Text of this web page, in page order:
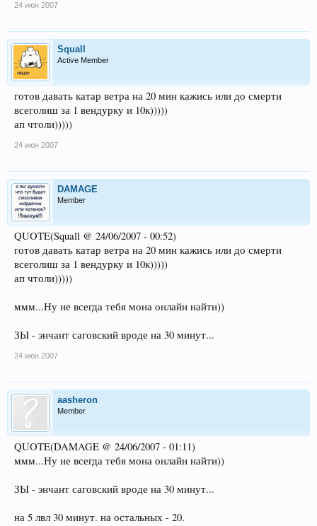
24 июн 2007
Squall
Active Member
готов давать катар ветра на 20 мин кажись или до смерти
всеголиш за 1 вендурку и 10к)))))
ап чтоли)))))
24 июн 2007
DAMAGE
Member
QUOTE(Squall @ 24/06/2007 - 00:52)
готов давать катар ветра на 20 мин кажись или до смерти
всеголиш за 1 вендурку и 10к)))))
ап чтоли)))))
ммм...Ну не всегда тебя мона онлайн найти))
ЗЫ - энчант саговский вроде на 30 минут...
24 июн 2007
aasheron
Member
QUOTE(DAMAGE @ 24/06/2007 - 01:11)
ммм...Ну не всегда тебя мона онлайн найти))
ЗЫ - энчант саговский вроде на 30 минут...
на 5 лвл 30 минут. на остальных - 20.